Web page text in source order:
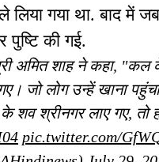
लिया गया था. बाद में
की गई.
अमित शाह ने कहा,
जो लोग उन्हें खाना
श्रीनगर लाए गए, तो
pic.twitter.com/